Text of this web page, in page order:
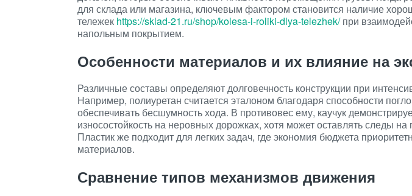
для склада или магазина, ключевым фактором становится наличие
тележек https://sklad-21.ru/shop/kolesa-i-roliki-dlya-telezhek/при
напольным покрытием.
Особенности материалов и их влияние на
Различные составы определяют долговечность конструкции при
Например, полиуретан считается эталоном благодаря способности
обеспечивать бесшумность хода. В противовес ему, каучук
износостойкость на неровных дорожках, хотя может оставлять следы
Пластик же подходит для легких задач, где экономия бюджета
материалов.
Сравнение типов механизмов движения